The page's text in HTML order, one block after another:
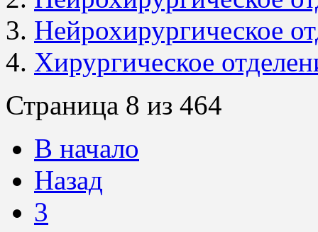
Нейрохирургическое
Хирургическое
Страница 8 из 464
В начало
Назад
3